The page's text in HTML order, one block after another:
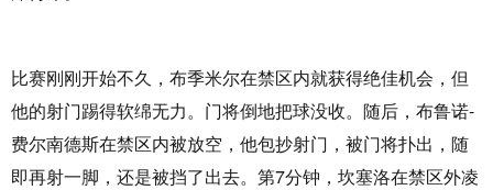
比赛刚刚开始不久，布季米尔在禁区内就获得绝佳机会，但
他的射门踢得软绵无力。门将倒地把球没收。随后，布鲁诺-
费尔南德斯在禁区内被放空，他包抄射门，被门将扑出，随
即再射一脚，还是被挡了出去。第7分钟，坎塞洛在禁区外凌